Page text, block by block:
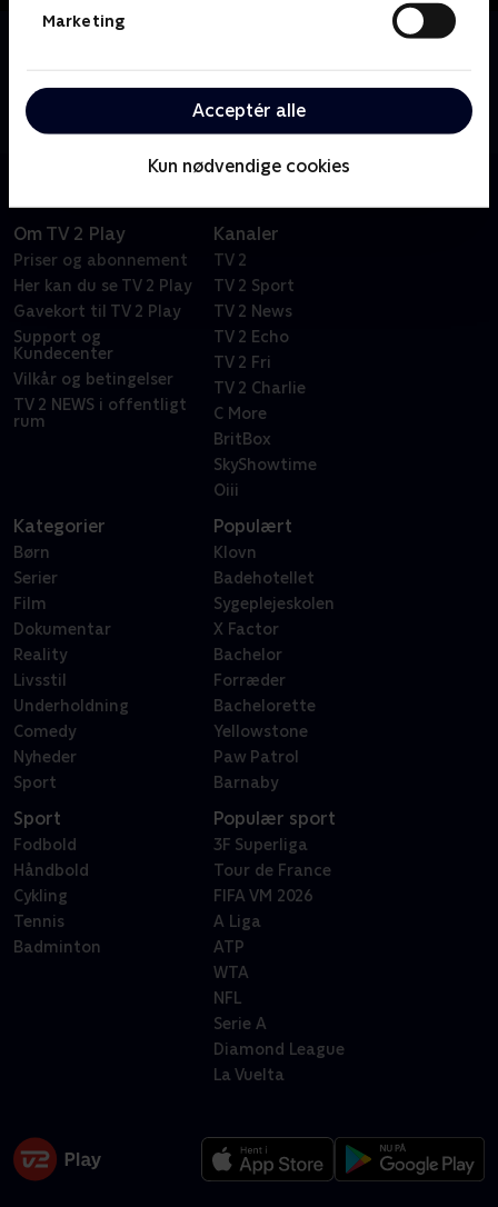
Marketing
Acceptér alle
Kun nødvendige cookies
hævntørstige ordenshåndhævere og sultne
dæmoner under deres flugt til Mexico.
Om TV 2 Play
Priser og abonnement
Her kan du se TV 2 Play
Gavekort til TV 2 Play
Support og
Kundecenter
Vilkår og betingelser
TV 2 NEWS i offentligt
rum
Kanaler
TV 2
TV 2 Sport
TV 2 News
TV 2 Echo
TV 2 Fri
TV 2 Charlie
C More
BritBox
SkyShowtime
Oiii
Kategorier
Børn
Serier
Film
Dokumentar
Reality
Livsstil
Underholdning
Comedy
Nyheder
Sport
Populært
Klovn
Badehotellet
Sygeplejeskolen
X Factor
Bachelor
Forræder
Bachelorette
Yellowstone
Paw Patrol
Barnaby
Sport
Fodbold
Håndbold
Cykling
Tennis
Badminton
Populær sport
3F Superliga
Tour de France
FIFA VM 2026
A Liga
ATP
WTA
NFL
Serie A
Diamond League
La Vuelta